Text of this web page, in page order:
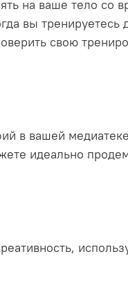
на ваше тело со
вы
свою
в вашей
идеально